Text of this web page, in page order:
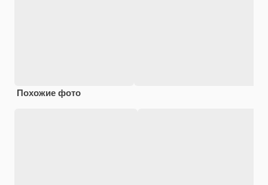
Похожие фото